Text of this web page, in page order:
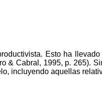
Esto ha
& Cabral, 1995, p. 265).
incluyendo aquellas